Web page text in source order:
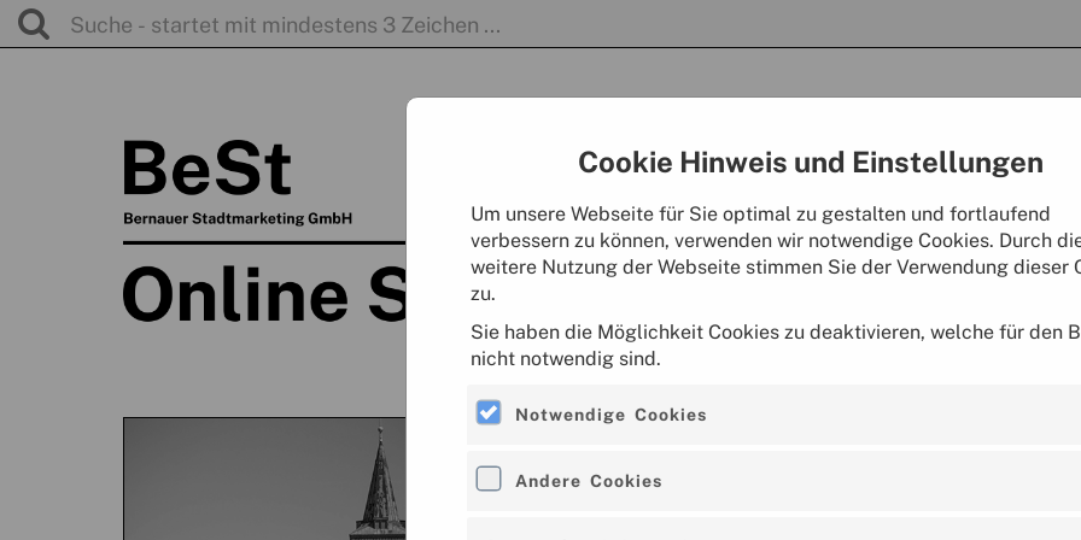
Cookie Hinweis und Einstellungen
Um unsere Webseite für Sie optimal zu gestalten und fortlaufend
verbessern zu können, verwenden wir notwendige Cookies. Durch
weitere Nutzung der Webseite stimmen Sie der Verwendung dieser
zu.
Sie haben die Möglichkeit Cookies zu deaktivieren, welche für den
nicht notwendig sind.
Notwendige Cookies
Andere Cookies